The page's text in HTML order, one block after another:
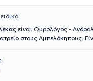
στους Αμπελόκηπους.
κλινικές και κέντρα
ελάχιστα επεμβατικές
της υπερπλασίας του